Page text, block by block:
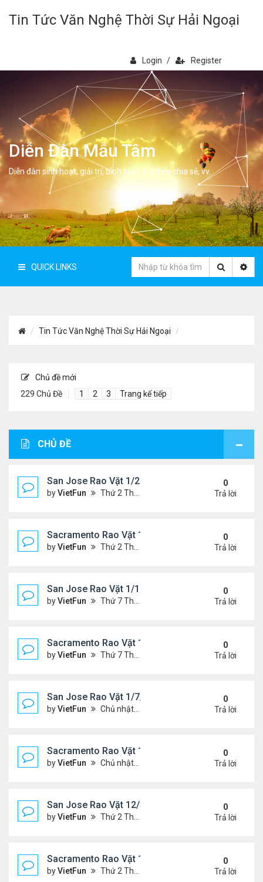
Tin Tức Văn Nghệ Thời Sự Hải Ngoại
Login / Register
Diễn Đàn Mẫu Tâm
Diễn đàn sinh hoạt, giải trí, bình luân, học hỏi, chia sẻ, vv.
QUICK LINKS
Tin Tức Văn Nghệ Thời Sự Hải Ngoại
Chủ đề mới
229 Chủ Đề
1 2 3 Trang kế tiếp
CHỦ ĐỀ
San Jose Rao Vặt 1/21/22- 1/28/22
byVietFun Thứ 2 Tháng 1 24, 2022 10:25 pm
0
Trả lời
Sacramento Rao Vặt 1/21/22- 1/28/22
byVietFun Thứ 2 Tháng 1 24, 2022 10:20 pm
0
Trả lời
San Jose Rao Vặt 1/14/22- 1/21/22
byVietFun Thứ 7 Tháng 1 15, 2022 8:54 pm
0
Trả lời
Sacramento Rao Vặt 1/14/22- 1/21/22
byVietFun Thứ 7 Tháng 1 15, 2022 8:49 pm
0
Trả lời
San Jose Rao Vặt 1/7/21- 1/14/22
byVietFun Chủ nhật Tháng 1 09, 2022 10:06 pm
0
Trả lời
Sacramento Rao Vặt 1/7/21- 1/14/22
byVietFun Chủ nhật Tháng 1 09, 2022 10:02 pm
0
Trả lời
San Jose Rao Vặt 12/31/21- 1/7/22
byVietFun Thứ 2 Tháng 1 03, 2022 8:29 pm
0
Trả lời
Sacramento Rao Vặt 12/31/21- 1/7/22
byVietFun Thứ 2 Tháng 1 03, 2022 8:25 pm
0
Trả lời